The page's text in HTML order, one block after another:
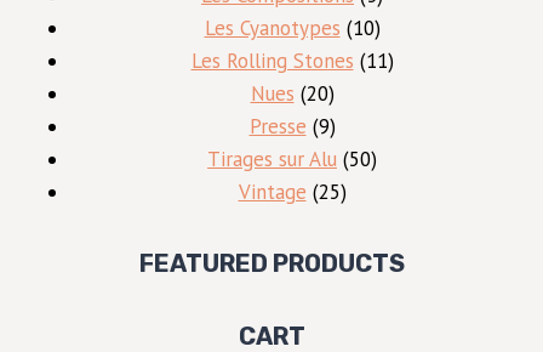
produits
Les Cyanotypes 1010
produits
Les Rolling Stones 1111
Nues 2020
produits
Presse 99
produits
Tirages sur Alu 5050
Vintage 2525
FEATURED PRODUCTS
CART